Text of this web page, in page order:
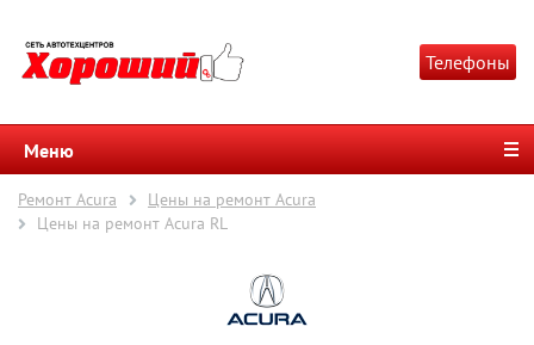
Телефоны
Меню
Ремонт Acura
Цены на ремонт Acura
Цены на ремонт Acura RL